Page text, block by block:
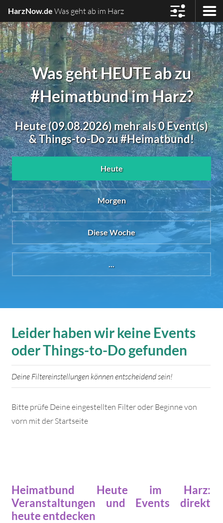
HarzNow.de Was geht ab im Harz
Was geht HEUTE ab zu
#Heimatbund im Harz?
Heute (09.08.2026) mehr als 0 Event(s)
& Things-to-Do zu #Heimatbund!
Heute
Morgen
Diese Woche
Leider haben wir keine Events
oder Things-to-Do gefunden
Deine Filtereinstellungen können entscheidend sein!
Bitte prüfe Deine eingestellten Filter oder Beginne von
vorn mit der Startseite
Heimatbund Heute im Harz:
Veranstaltungen und Events direkt
heute entdecken